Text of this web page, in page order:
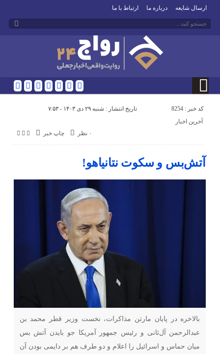
ارسال شایعه درباره ما ارتباط با ما
کد خبر : 8254 تاریخ انتشار : شنبه ۲۹ دی ۱۴۰۳ - ۷:۵۳
چاپ خبر ۰ نظر
آخرین اخبار
آتش‌بس و سکوت نتانیاهو!
بالاخره در پایان مارتن مذاکرات، نخست وزیر قطر محمد بن
عبدالرحمن آل‌ثانی و رئیس جمهور آمریکا جو بایدن آتش بس
میان حماس و اسرائیل را اعلام و دو طرف هم بر دایمی بودن آن